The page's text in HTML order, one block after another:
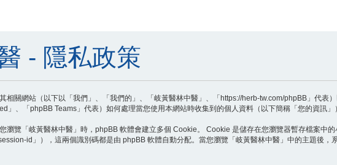
- 隱私政策
相關網站（以下以「我們」、「我們的」、「岐黃醫林中醫」、「https://herb-tw.com/phpBB」代表
」、「phpBB Teams」代表）如何處理當您使用本網站時收集到的個人資料（以下簡稱「您的資訊」
瀏覽「岐黃醫林中醫」時，phpBB 軟體會建立多個 Cookie。 Cookie 是儲存在您瀏覽器暫存檔案中
id」），這兩個識別碼都是由 phpBB 軟體自動分配。當您瀏覽「岐黃醫林中醫」中的主題後